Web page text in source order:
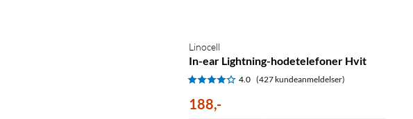
Linocell
In-ear Lightning-hodetelefoner Hvit
4.0 (427 kundeanmeldelser)
188,-